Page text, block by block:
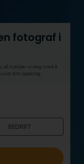
fotograf i
så hjelper vi deg med å
ditt oppdrag.
BEDRIFT